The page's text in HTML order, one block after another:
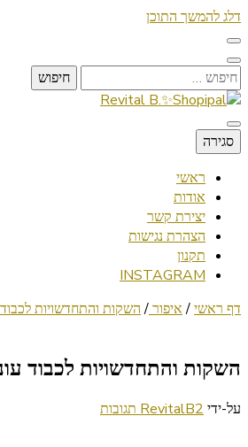
דלג להמשך התוכן
חיפוש:
Revital B.✨Shopipal
Lifestyle ✦ Beauty ✦ Vegan ✦ Travel
סגירה
ראשי
אודות
יצירת קשר
הצהרת נגישות
תקנון
INSTAGRAM
דף ראשי/ איפור/ השקות והתחדשויות
השקות והתחדשויות לכבוד
על-ידי RevitalB2 תגובות
על